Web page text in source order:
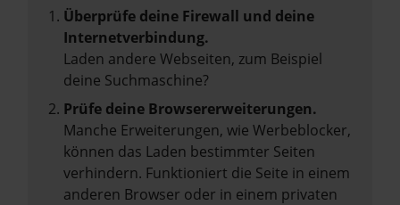
Überprüfe deine Firewall und deine
Internetverbindung.
Laden andere Webseiten, zum Beispiel
deine Suchmaschine?
Prüfe deine Browsererweiterungen.
Manche Erweiterungen, wie Werbeblocker,
können das Laden bestimmter Seiten
verhindern. Funktioniert die Seite in einem
anderen Browser oder in einem privaten